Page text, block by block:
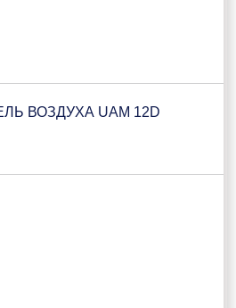
ВОЗДУХА UAM 12D